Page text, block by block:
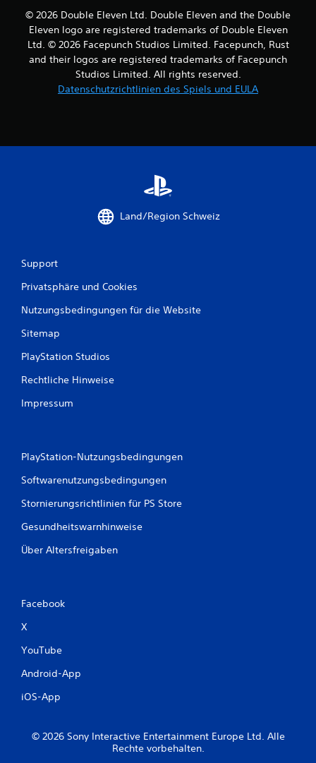
© 2026 Double Eleven Ltd. Double Eleven and the Double
Eleven logo are registered trademarks of Double Eleven
Ltd. © 2026 Facepunch Studios Limited. Facepunch, Rust
and their logos are registered trademarks of Facepunch
Studios Limited. All rights reserved.
Datenschutzrichtlinien des Spiels und EULA
Land/Region Schweiz
Support
Privatsphäre und Cookies
Nutzungsbedingungen für die Website
Sitemap
PlayStation Studios
Rechtliche Hinweise
Impressum
PlayStation-Nutzungsbedingungen
Softwarenutzungsbedingungen
Stornierungsrichtlinien für PS Store
Gesundheitswarnhinweise
Über Altersfreigaben
Facebook
X
YouTube
Android-App
iOS-App
© 2026 Sony Interactive Entertainment Europe Ltd. Alle
Rechte vorbehalten.